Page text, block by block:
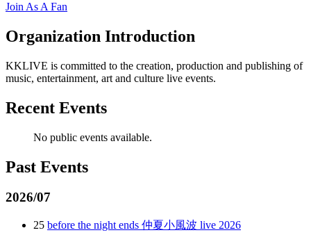
Join As A Fan
Organization Introduction
KKLIVE is committed to the creation, production and publishing of
music, entertainment, art and culture live events.
Recent Events
No public events available.
Past Events
2026/07
25 before the night ends 仲夏小風波 live 2026